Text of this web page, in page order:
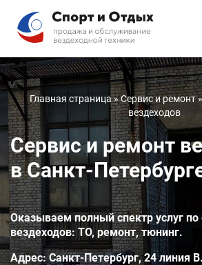
Главная страница»Сервис и ремонт
вездеходов
Сервис и ремонт
в Санкт-
Оказываем полный спектр услуг
вездеходов: ТО, ремонт, тюнинг.
Адрес: Санкт-Петербург, 24 линия